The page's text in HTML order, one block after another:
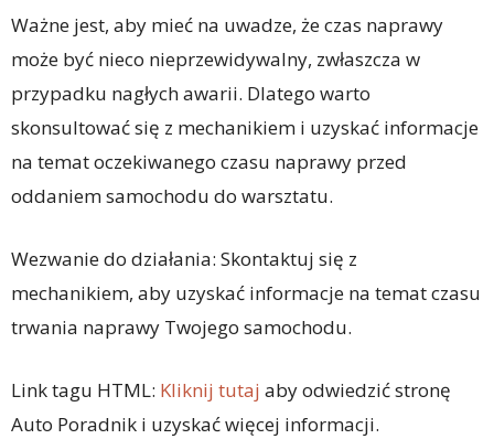
Ważne jest, aby mieć na uwadze, że czas naprawy
może być nieco nieprzewidywalny, zwłaszcza w
przypadku nagłych awarii. Dlatego warto
skonsultować się z mechanikiem i uzyskać informacje
na temat oczekiwanego czasu naprawy przed
oddaniem samochodu do warsztatu.
Wezwanie do działania: Skontaktuj się z
mechanikiem, aby uzyskać informacje na temat czasu
trwania naprawy Twojego samochodu.
Link tagu HTML: Kliknij tutaj aby odwiedzić stronę
Auto Poradnik i uzyskać więcej informacji.